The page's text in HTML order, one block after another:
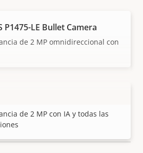
MÁS
P1475-LE Bullet Camera
de 2 MP omnidireccional con
de 2 MP con IA y todas las